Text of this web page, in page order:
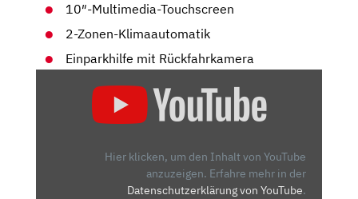
10″-Multimedia-Touchscreen
2-Zonen-Klimaautomatik
Einparkhilfe mit Rückfahrkamera
Hier klicken, um den Inhalt von YouTube
anzuzeigen. Erfahre mehr in der
Datenschutzerklärung von YouTube.